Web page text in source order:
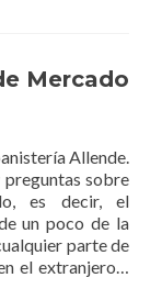
Mercado
Allende.
sobre
es decir, el
un poco de la
parte de
el extranjero…